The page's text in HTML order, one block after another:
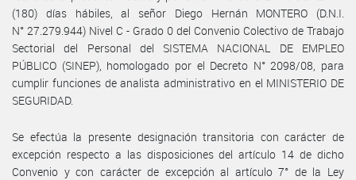
(180) días hábiles, al señor Diego Hernán MONTERO (D.N.I.
N° 27.279.944) Nivel C - Grado 0 del Convenio Colectivo de Trabajo
Sectorial del Personal del SISTEMA NACIONAL DE EMPLEO
PÚBLICO (SINEP), homologado por el Decreto N° 2098/08, para
cumplir funciones de analista administrativo en el MINISTERIO DE
SEGURIDAD.
Se efectúa la presente designación transitoria con carácter de
excepción respecto a las disposiciones del artículo 14 de dicho
Convenio y con carácter de excepción al artículo 7° de la Ley